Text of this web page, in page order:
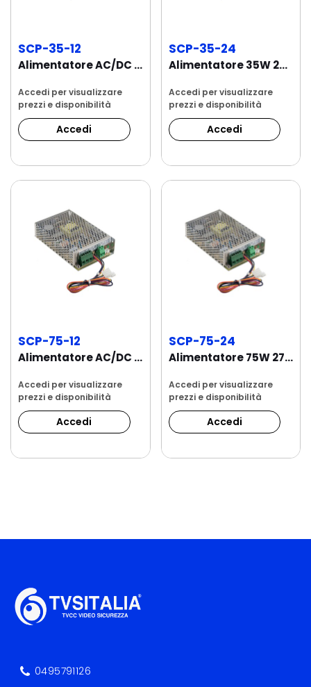
SCP-35-12
Alimentatore AC/DC 35W 13.8Vdc 2.6A carica...
Accedi per visualizzare
prezzi e disponibilità
Accedi
SCP-35-24
Alimentatore 35W 27.6Vdc 1.4A Single Charger
Accedi per visualizzare
prezzi e disponibilità
Accedi
SCP-75-12
Alimentatore AC/DC ENCLOSED 13,8V SINGLE CHARGER
Accedi per visualizzare
prezzi e disponibilità
Accedi
SCP-75-24
Alimentatore 75W 27.6 Vdc Single Charger
Accedi per visualizzare
prezzi e disponibilità
Accedi
0495791126